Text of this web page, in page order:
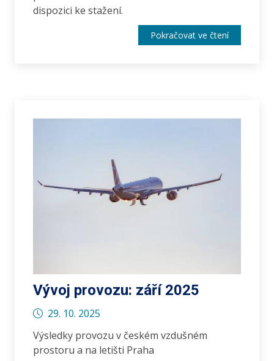
dispozici ke stažení.
Pokračovat ve čtení
Vývoj provozu: září 2025
29. 10. 2025
Výsledky provozu v českém vzdušném
prostoru a na letišti Praha